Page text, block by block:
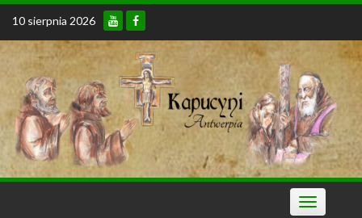
Skip
content
10 sierpnia 2026
Toggle
navigation